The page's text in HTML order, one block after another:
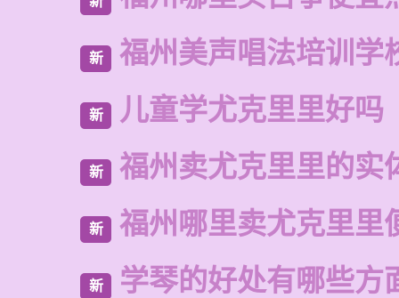
新 福州美声唱法培训学
新 儿童学尤克里里好吗
新 福州卖尤克里里的实
新 福州哪里卖尤克里里
新 学琴的好处有哪些方